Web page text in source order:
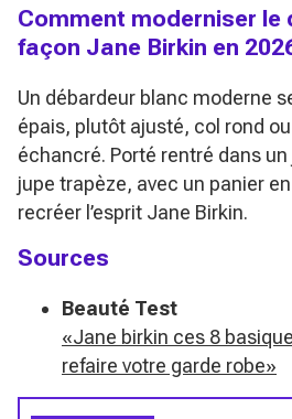
Comment moderniser le
façon Jane Birkin en
Un débardeur blanc moderne
épais, plutôt ajusté, col rond
échancré. Porté rentré dans
jupe trapèze, avec un panier
recréer l’esprit Jane Birkin.
Sources
Beauté Test
«Jane birkin ces 8
refaire votre garde robe»